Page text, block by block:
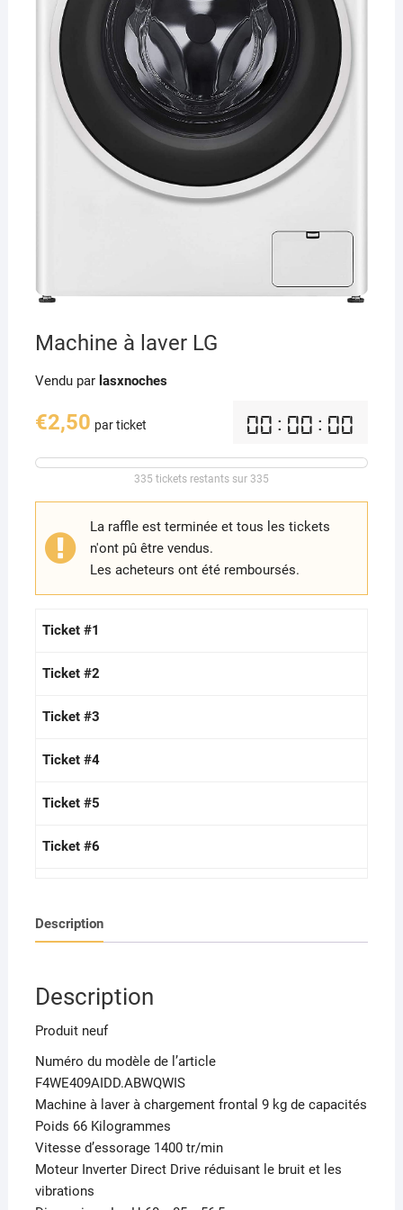
Machine à laver LG
Vendu par lasxnoches
€2,50 par ticket 00:00:00
335 tickets restants sur 335
La raffle est terminée et tous les tickets
n'ont pû être vendus.
Les acheteurs ont été remboursés.
Ticket #1
Ticket #2
Ticket #3
Ticket #4
Ticket #5
Ticket #6
Ticket #8
Ticket #11
Ticket #12
Ticket #13
Ticket #14
Description
Description
Produit neuf
Numéro du modèle de l’article
‎F4WE409AIDD.ABWQWIS
Machine à laver à chargement frontal 9 kg de capacités
Poids 66 Kilogrammes
Vitesse d’essorage 1400 tr/min
Moteur Inverter Direct Drive réduisant le bruit et les
vibrations